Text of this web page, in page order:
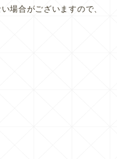
場合がございますので、